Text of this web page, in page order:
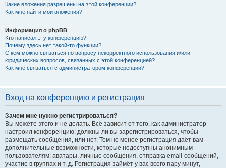
Какие вложения разрешены на этой конференции?
Как мне найти мои вложения?
Информация о phpBB
Кто написал эту конференцию?
Почему здесь нет такой-то функции?
С кем можно связаться по вопросу некорректного использования и/или
юридических вопросов, связанных с этой конференцией?
Как мне связаться с администратором конференции?
Вход на конференцию и регистрация
Зачем мне нужно регистрироваться?
Вы можете этого и не делать. Всё зависит от того, как администратор
настроил конференцию: должны ли вы зарегистрироваться, чтобы
размещать сообщения, или нет. Тем не менее регистрация даёт вам
дополнительные возможности, которые недоступны анонимным
пользователям: аватары, личные сообщения, отправка email-сообщений,
участие в группах и т. д. Регистрация займёт у вас всего пару минут,